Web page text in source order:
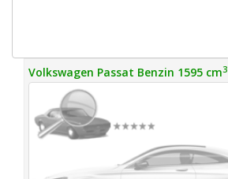
Volkswagen Passat Benzin 1595 cm3